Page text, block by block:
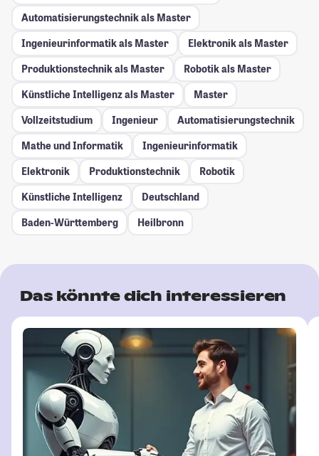
Automatisierungstechnik als Master
Ingenieurinformatik als Master
Elektronik als Master
Produktionstechnik als Master
Robotik als Master
Künstliche Intelligenz als Master
Master
Vollzeitstudium
Ingenieur
Automatisierungstechnik
Mathe und Informatik
Ingenieurinformatik
Elektronik
Produktionstechnik
Robotik
Künstliche Intelligenz
Deutschland
Baden-Württemberg
Heilbronn
Das könnte dich interessieren